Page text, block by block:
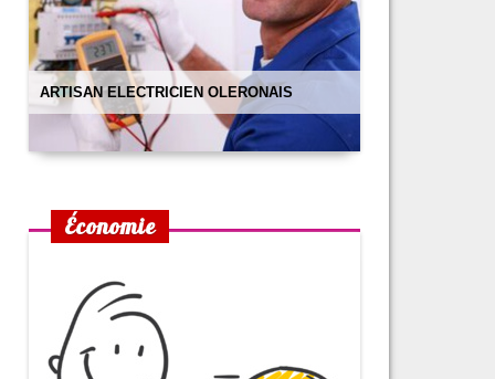
ARTISAN ELECTRICIEN OLERONAIS
Économie